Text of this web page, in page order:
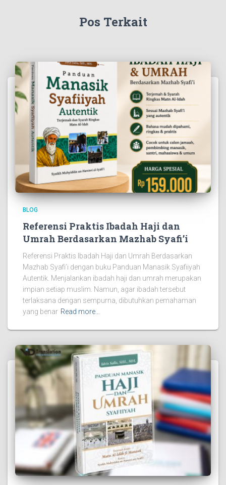
Pos Terkait
BLOG
Referensi Praktis Ibadah Haji dan
Umrah Berdasarkan Mazhab Syafi’i
Referensi Praktis Ibadah Haji dan Umrah Berdasarkan
Mazhab Syafi’i dengan buku Panduan Manasik Syafiiyah
Autentik. Menjalankan ibadah haji dan umrah merupakan
impian setiap muslim. Namun, agar ibadah tersebut
terlaksana dengan sempurna, dibutuhkan pemahaman
yang benar Read more…